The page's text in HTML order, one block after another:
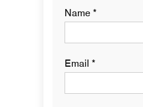
Name*
Email *